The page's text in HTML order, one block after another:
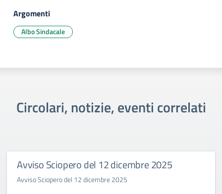
Argomenti
Albo Sindacale
Circolari, notizie, eventi correlati
Avviso Sciopero del 12 dicembre 2025
Avviso Sciopero del 12 dicembre 2025